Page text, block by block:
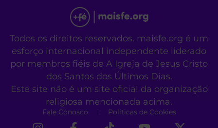
Todos os direitos reservados. maisfe.org é um
esforço internacional independente liderado
por membros fiéis de A Igreja de Jesus Cristo
dos Santos dos Últimos Dias.
Este site não é um site oficial da organização
religiosa mencionada acima.
Fale Conosco Políticas de Cookies